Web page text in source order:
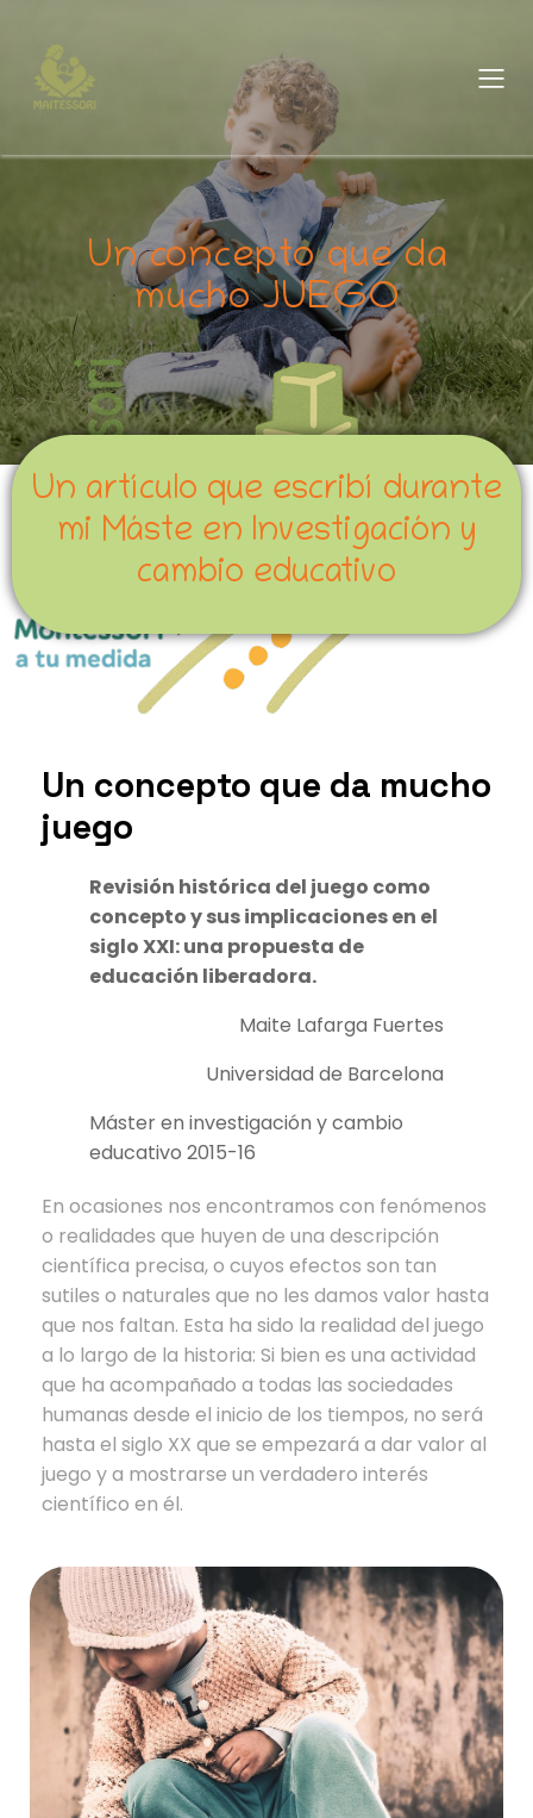
Un concepto que da
mucho JUEGO
Un artículo que escribí durante
mi Máste en Investigación y
cambio educativo
Un concepto que da mucho
juego
Revisión histórica del juego como
concepto y sus implicaciones en el
siglo XXI: una propuesta de
educación liberadora.
Maite Lafarga Fuertes
Universidad de Barcelona
Máster en investigación y cambio
educativo 2015-16
En ocasiones nos encontramos con fenómenos
o realidades que huyen de una descripción
científica precisa, o cuyos efectos son tan
sutiles o naturales que no les damos valor hasta
que nos faltan. Esta ha sido la realidad del juego
a lo largo de la historia: Si bien es una actividad
que ha acompañado a todas las sociedades
humanas desde el inicio de los tiempos, no será
hasta el siglo XX que se empezará a dar valor al
juego y a mostrarse un verdadero interés
científico en él.